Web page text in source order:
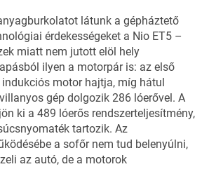
látunk a gépháztető
érdekességeket a Nio ET5 –
miatt nem jutott elöl hely
ilyen a motorpár is: az első
motor hajtja, míg hátul
gép dolgozik 286 lóerővel. A
ki a 489 lóerős rendszerteljesítmény,
tartozik. Az
a sofőr nem tud belenyúlni,
az autó, de a motorok